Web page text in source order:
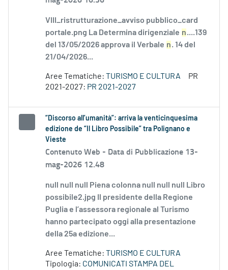
VIII_ristrutturazione_avviso pubblico_card
portale.png La Determina dirigenziale n....139
del 13/05/2026 approva il Verbale n. 14 del
21/04/2026...
Aree Tematiche: TURISMO E CULTURA
PR
2021-2027: PR 2021-2027
“Discorso all’umanità”: arriva la venticinquesima
edizione de “Il Libro Possibile” tra Polignano e
Vieste
Contenuto Web - Data di Pubblicazione 13-
mag-2026 12.48
null null null Piena colonna null null null Libro
possibile2.jpg Il presidente della Regione
Puglia e l’assessora regionale al Turismo
hanno partecipato oggi alla presentazione
della 25a edizione...
Aree Tematiche: TURISMO E CULTURA
Tipologia: COMUNICATI STAMPA DEL